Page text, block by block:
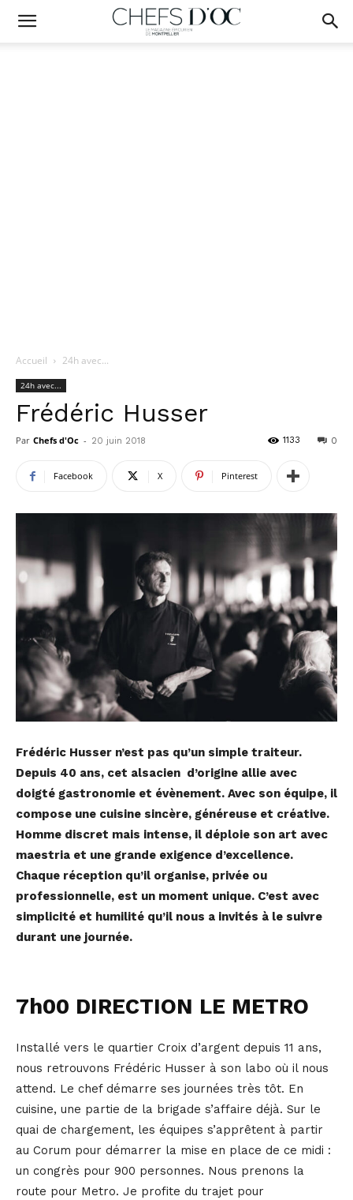
Accueil 24h avec...
24h avec...
Frédéric Husser
Par Chefs d'Oc - 20 juin 2018 0
1133
Facebook X Pinterest
Frédéric Husser n’est pas qu’un simple traiteur.
Depuis 40 ans, cet alsacien d’origine allie avec
doigté gastronomie et évènement. Avec son équipe, il
compose une cuisine sincère, généreuse et créative.
Homme discret mais intense, il déploie son art avec
maestria et une grande exigence d’excellence.
Chaque réception qu’il organise, privée ou
professionnelle, est un moment unique. C’est avec
simplicité et humilité qu’il nous a invités à le suivre
durant une journée.
7h00 DIRECTION LE METRO
Installé vers le quartier Croix d’argent depuis 11 ans,
nous retrouvons Frédéric Husser à son labo où il nous
attend. Le chef démarre ses journées très tôt. En
cuisine, une partie de la brigade s’affaire déjà. Sur le
quai de chargement, les équipes s’apprêtent à partir
au Corum pour démarrer la mise en place de ce midi :
un congrès pour 900 personnes. Nous prenons la
route pour Metro. Je profite du trajet pour